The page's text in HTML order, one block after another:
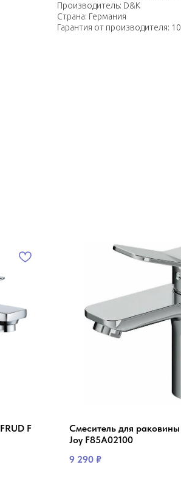
Производитель: D&K
Страна: Германия
Гарантия от производителя:
F
Смеситель для
Joy F85A02100
9 290 ₽